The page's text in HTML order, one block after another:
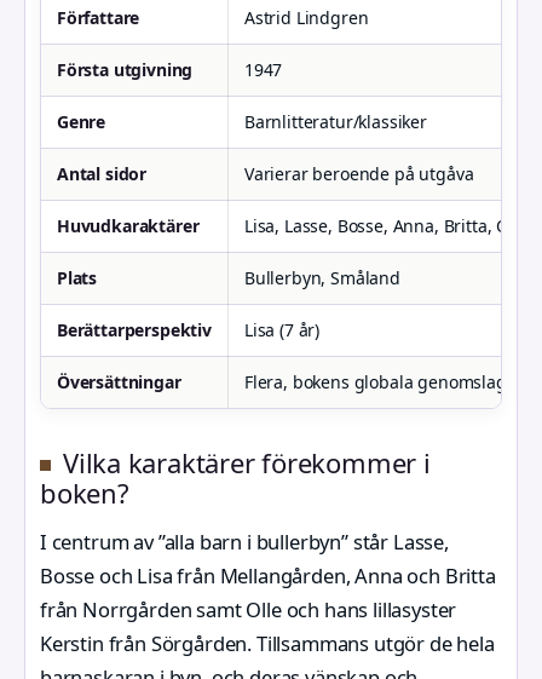
Författare Astrid Lindgren
Första utgivning 1947
Genre Barnlitteratur/klassiker
Antal sidor Varierar beroende på utgåva
Huvudkaraktärer Lisa, Lasse, Bosse, Anna, Britta, Olle
Plats Bullerbyn, Småland
Berättarperspektiv Lisa (7 år)
Översättningar Flera, bokens globala genomslag
Vilka karaktärer förekommer i
boken?
I centrum av ”alla barn i bullerbyn” står Lasse,
Bosse och Lisa från Mellangården, Anna och Britta
från Norrgården samt Olle och hans lillasyster
Kerstin från Sörgården. Tillsammans utgör de hela